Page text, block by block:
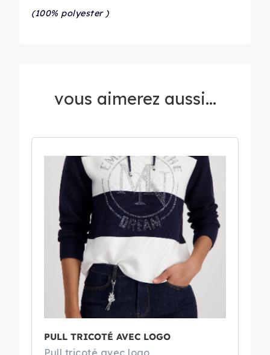
(100% polyester )
vous aimerez aussi...
PULL TRICOTÉ AVEC LOGO
Pull tricoté avec logo